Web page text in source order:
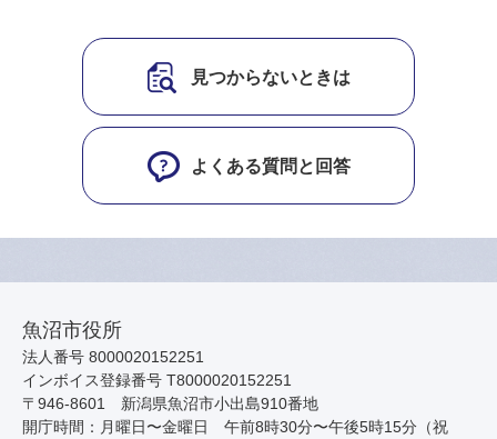
見つからないときは
よくある質問と回答
魚沼市役所
法人番号 8000020152251
インボイス登録番号 T8000020152251
〒946-8601 新潟県魚沼市小出島910番地
開庁時間：月曜日〜金曜日 午前8時30分〜午後5時15分（祝